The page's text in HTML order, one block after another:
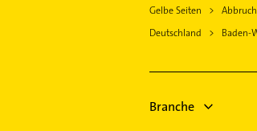
Steuerberater
Gasinstallateur
Physikalische
Physiotherapie
Gelbe Seiten
Deutschland
Baden-
Branche